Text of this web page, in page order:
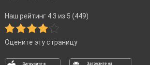
Наш рейтинг 4.3 из 5 (449)
Оцените эту страницу